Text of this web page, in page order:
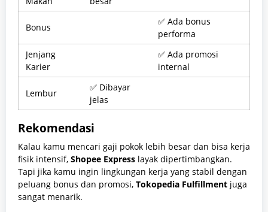
Bonus
✅ Ada bonus
performa
Jenjang
Karier
✅ Ada promosi
internal
Lembur
✅ Dibayar
jelas
Rekomendasi
Kalau kamu mencari gaji pokok lebih besar dan bisa kerja
fisik intensif, Shopee Express layak dipertimbangkan.
Tapi jika kamu ingin lingkungan kerja yang stabil dengan
peluang bonus dan promosi, Tokopedia Fulfillment juga
sangat menarik.